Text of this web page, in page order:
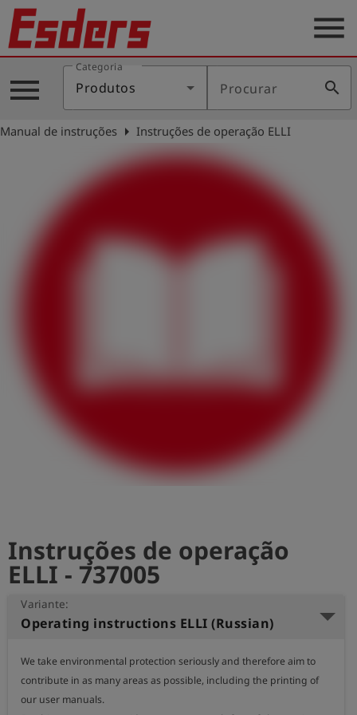
Produtos
shieldRegistro
menu
menu
Categoria
Produtos Procurar search
Manual de instruções arrow_right Instruções de operação ELLI
Instruções de operação
ELLI - 737005
Variante:
Operating instructions ELLI (Russian)
We take environmental protection seriously and therefore aim to
contribute in as many areas as possible, including the printing of
our user manuals.